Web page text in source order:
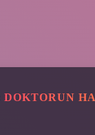
DOKTORUN